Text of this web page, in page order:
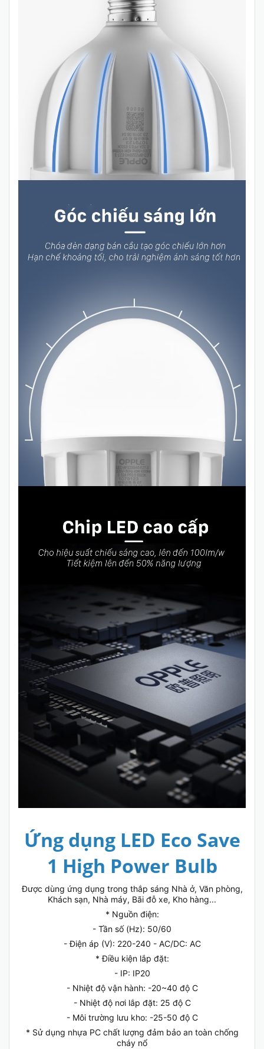
Ứng dụng LED Eco Save
1 High Power Bulb
Được dùng ứng dụng trong thắp sáng Nhà ở, Văn phòng,
Khách sạn, Nhà máy, Bãi đỗ xe, Kho hàng...
* Nguồn điện:
- Tần số (Hz): 50/60
- Điện áp (V): 220-240 - AC/DC: AC
* Điều kiện lắp đặt:
- IP: IP20
- Nhiệt độ vận hành: -20~40 độ C
- Nhiệt độ nơi lắp đặt: 25 độ C
- Môi trường lưu kho: -25-50 độ C
* Sử dụng nhựa PC chất lượng đảm bảo an toàn chống
cháy nổ